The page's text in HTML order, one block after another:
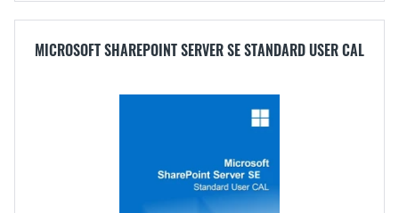
MICROSOFT SHAREPOINT SERVER SE STANDARD USER CAL